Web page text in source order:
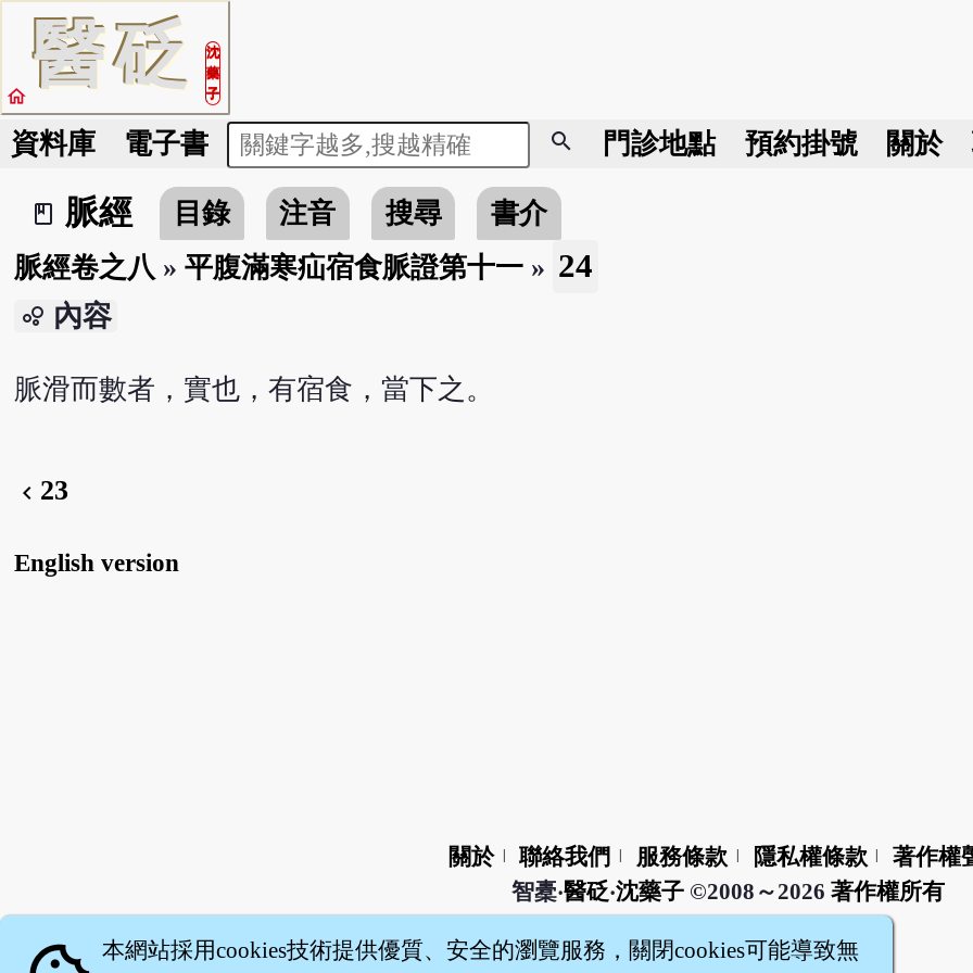
醫砭
沈
藥
子
home
資料庫 電子書 search 門診地點 預約掛號 關於
book_2
脈經 目錄 注音 搜尋
書介
脈經卷之八 » 平腹滿寒疝宿食脈證第十一» 24
bubble_chart 內容
脈滑而數者，實也，有宿食，當下之。
chevron_left 23
English version
關於 聯絡我們 服務條款 隱私權條款
著作權
智橐‧醫砭‧沈藥子©2008～2026 著作權所有
本網站採用cookies技術提供優質、安全的瀏覽服務，關閉cookies可能導致無